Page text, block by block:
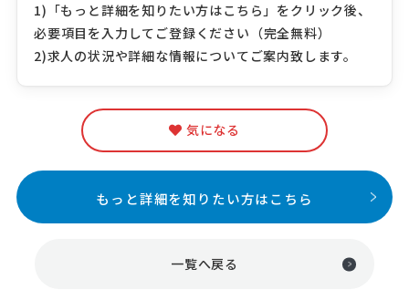
1)「もっと詳細を知りたい方はこちら」をクリック後、
必要項目を入力してご登録ください（完全無料）
2)求人の状況や詳細な情報についてご案内致します。
気になる
もっと詳細を知りたい方はこちら
一覧へ戻る